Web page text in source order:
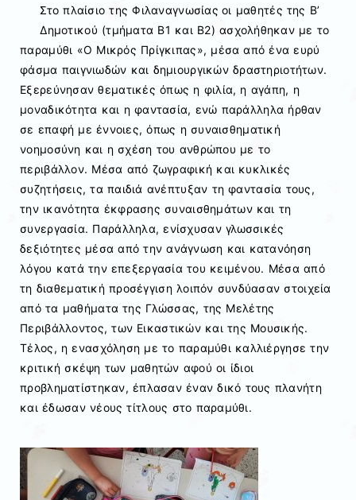
Στο πλαίσιο της Φιλαναγνωσίας οι μαθητές της Β’
Δημοτικού (τμήματα Β1 και Β2) ασχολήθηκαν με το
παραμύθι «Ο Μικρός Πρίγκιπας», μέσα από ένα ευρύ
φάσμα παιγνιωδών και δημιουργικών δραστηριοτήτων.
Εξερεύνησαν θεματικές όπως η φιλία, η αγάπη, η
μοναδικότητα και η φαντασία, ενώ παράλληλα ήρθαν
σε επαφή με έννοιες, όπως η συναισθηματική
νοημοσύνη και η σχέση του ανθρώπου με το
περιβάλλον. Μέσα από ζωγραφική και κυκλικές
συζητήσεις, τα παιδιά ανέπτυξαν τη φαντασία τους,
την ικανότητα έκφρασης συναισθημάτων και τη
συνεργασία. Παράλληλα, ενίσχυσαν γλωσσικές
δεξιότητες μέσα από την ανάγνωση και κατανόηση
λόγου κατά την επεξεργασία του κειμένου. Μέσα από
τη διαθεματική προσέγγιση λοιπόν συνδύασαν στοιχεία
από τα μαθήματα της Γλώσσας, της Μελέτης
Περιβάλλοντος, των Εικαστικών και της Μουσικής.
Τέλος, η ενασχόληση με το παραμύθι καλλιέργησε την
κριτική σκέψη των μαθητών αφού οι ίδιοι
προβληματίστηκαν, έπλασαν έναν δικό τους πλανήτη
και έδωσαν νέους τίτλους στο παραμύθι.